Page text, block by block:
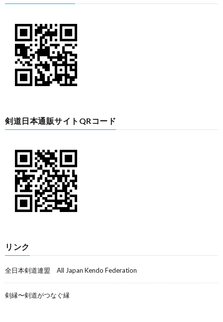
剣道日本通販サイトQRコード
リンク
全日本剣道連盟 All Japan Kendo Federation
剣縁〜剣道がつなぐ縁